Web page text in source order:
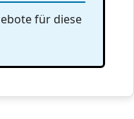
für diese